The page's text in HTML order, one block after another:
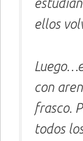
ellos
con
frasco.
todos